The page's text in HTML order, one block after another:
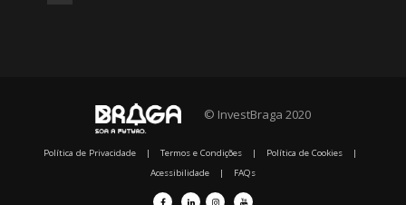
© InvestBraga 2020
Política de Privacidade | Termos e Condições | Política de Cookies
|
Acessibilidade
| FAQs